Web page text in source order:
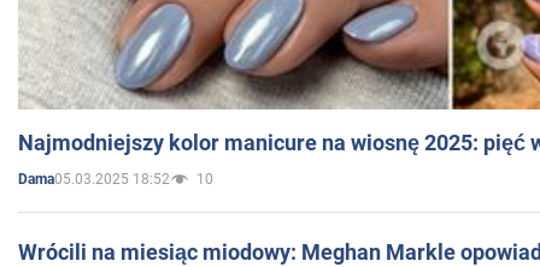
Najmodniejszy kolor manicure na wiosnę 2025: pięć
Dama05.03.2025 18:52 10
Wrócili na miesiąc miodowy: Meghan Markle